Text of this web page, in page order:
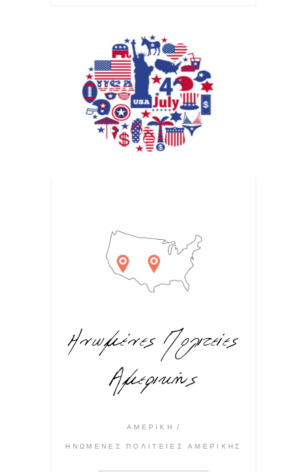
Ηνωμένες Πολιτείες
Αμερικής
ΑΜΕΡΙΚΉ
ΗΝΩΜΈΝΕΣ ΠΟΛΙΤΕΊΕΣ ΑΜΕΡΙΚΉΣ